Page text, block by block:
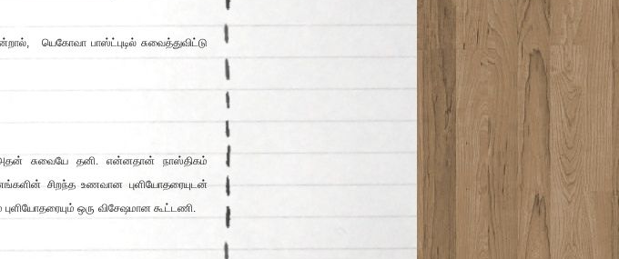
யெகோவா பாஸ்ட்புடில் சுவைத்துவிட்டு
சுவையே தனி. என்னதான் நாஸ்திகம்
சிறந்த உணவான புளியோதரையுடன்
ஒரு விசேஷமான கூட்டணி.